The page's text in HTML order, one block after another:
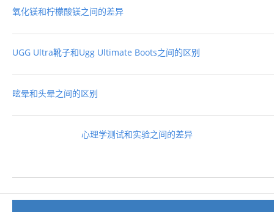
氧化镁和柠檬酸镁之间的差异
UGG Ultra靴子和Ugg Ultimate Boots之间的区别
眩晕和头晕之间的区别
心理学测试和实验之间的差异